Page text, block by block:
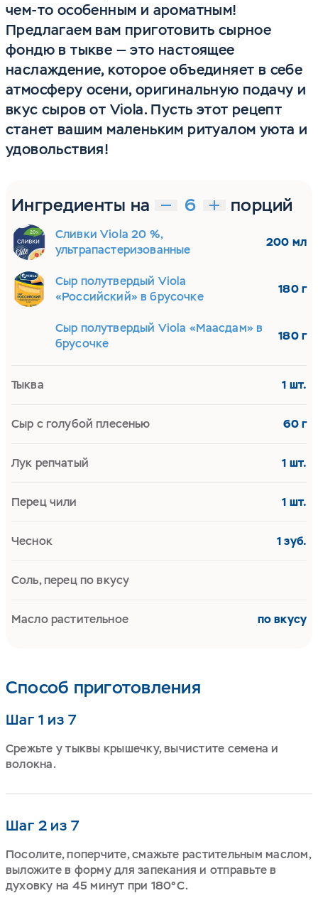
чем-то особенным и ароматным!
Предлагаем вам приготовить сырное
фондю в тыкве — это настоящее
наслаждение, которое объединяет в себе
атмосферу осени, оригинальную подачу и
вкус сыров от Viola. Пусть этот рецепт
станет вашим маленьким ритуалом уюта и
удовольствия!
Способ приготовления
Шаг 1 из 7
Срежьте у тыквы крышечку, вычистите семена и
волокна.
Шаг 2 из 7
Посолите, поперчите, смажьте растительным маслом,
выложите в форму для запекания и отправьте в
духовку на 45 минут при 180°С.
Ингредиенты на порций
Сливки Viola 20 %,
ультрапастеризованные
200 мл
Сыр полутвердый Viola
«Российский» в брусочке
180 г
Сыр полутвердый Viola «Маасдам» в
брусочке
180 г
Тыква 1 шт.
Сыр с голубой плесенью 60 г
Лук репчатый 1 шт.
Перец чили 1 шт.
Чеснок 1 зуб.
Соль, перец по вкусу
Масло растительное по вкусу